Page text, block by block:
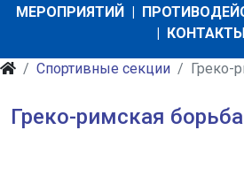
МЕРОПРИЯТИЙ |
| КОНТАКТЫ
Спортивные секции Греко-
Греко-римская борьба